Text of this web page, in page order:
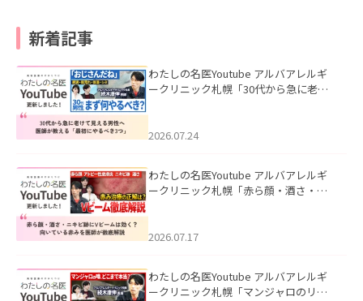
新着記事
わたしの名医Youtube アルバアレルギ
ークリニック札幌「30代から急に老け
た。
2026.07.24
わたしの名医Youtube アルバアレルギ
ークリニック札幌「赤ら顔・酒さ・ニ
した。
2026.07.17
わたしの名医Youtube アルバアレルギ
ークリニック札幌「マンジャロのリア